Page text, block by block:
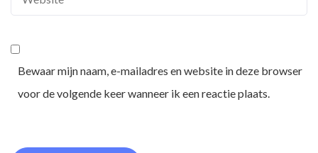
Bewaar mijn naam, e-mailadres en website in deze browser
voor de volgende keer wanneer ik een reactie plaats.